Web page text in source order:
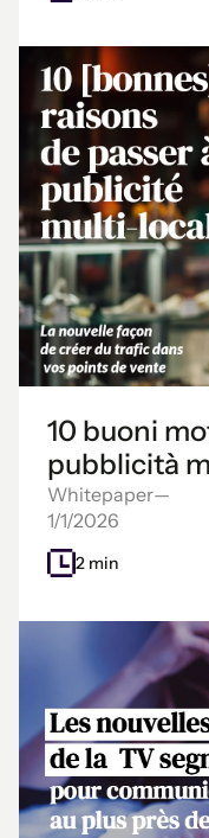
10 buoni
pubblicità
Whitepaper—
1/1/2026
2 min